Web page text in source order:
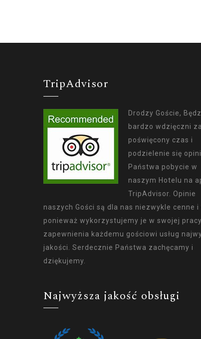
TripAdvisor
Drodzy Goście,
bardzo wdzięczni za
poświęcony czas i
podzielenie się
Państwa pobycie w
naszym Hotelu na
TripAdvisor. Opinie
naszych Gości są dla nas niezwykle cenne i
ponieważ wykorzystujemy je w swojej
zapewnienia każdemu gościowi usług
jakości. Serdecznie Państwa zachęcamy i
dziękujemy.
Najwyższa jakość obsługi